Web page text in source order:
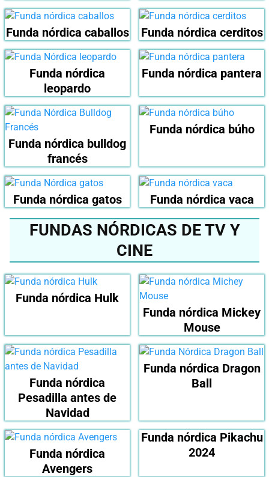
Funda nórdica caballos Funda nórdica cerditos
Funda nórdica
leopardo
Funda nórdica pantera
Funda nórdica bulldog
francés
Funda nórdica búho
Funda nórdica gatos Funda nórdica vaca
FUNDAS NÓRDICAS DE TV Y
CINE
Funda nórdica Hulk
Funda nórdica Mickey
Mouse
Funda nórdica
Pesadilla antes de
Navidad
Funda nórdica Dragon
Ball
Funda nórdica
Avengers
Funda nórdica Pikachu
2024